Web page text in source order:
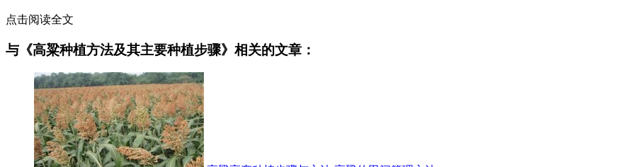
点击阅读全文
与《高粱种植方法及其主要种植步骤》相关的文章：